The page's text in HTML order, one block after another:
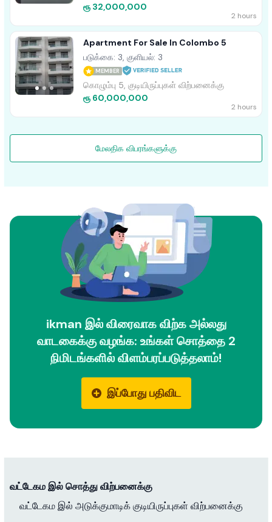
ரூ 32,000,000
2 hours
Apartment For Sale In Colombo 5
படுக்கை: 3, குளியல்: 3
MEMBER
கொழும்பு 5, குடியிருப்புகள் விற்பனைக்கு
ரூ 60,000,000
2 hours
மேலதிக விபரங்களுக்கு
ikman இல் விரைவாக விற்க அல்லது
வாடகைக்கு வழங்க: உங்கள் சொத்தை 2
நிமிடங்களில் விளம்பரப்படுத்தலாம்!
இப்போது பதிவிட
வட்டேகம இல் சொத்து விற்பனைக்கு
வட்டேகம இல் அடுக்குமாடிக் குடியிருப்புகள் விற்பனைக்கு